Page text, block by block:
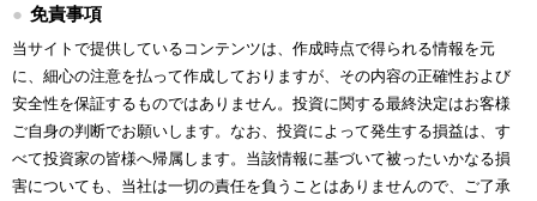
免責事項
当サイトで提供しているコンテンツは、作成時点で得られる情報を元
に、細心の注意を払って作成しておりますが、その内容の正確性および
安全性を保証するものではありません。投資に関する最終決定はお客様
ご自身の判断でお願いします。なお、投資によって発生する損益は、す
べて投資家の皆様へ帰属します。当該情報に基づいて被ったいかなる損
害についても、当社は一切の責任を負うことはありませんので、ご了承